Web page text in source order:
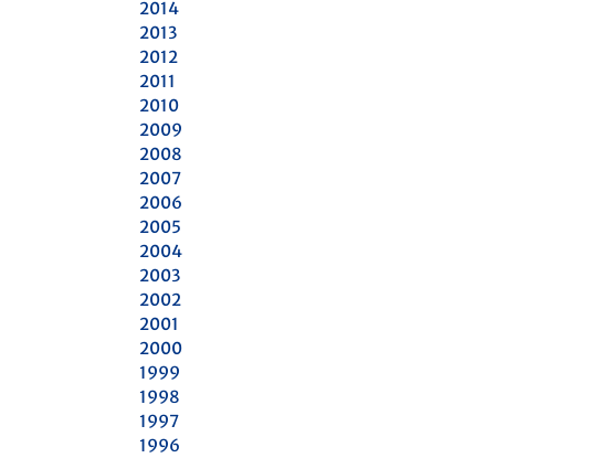
2014
2013
2012
2011
2010
2009
2008
2007
2006
2005
2004
2003
2002
2001
2000
1999
1998
1997
1996